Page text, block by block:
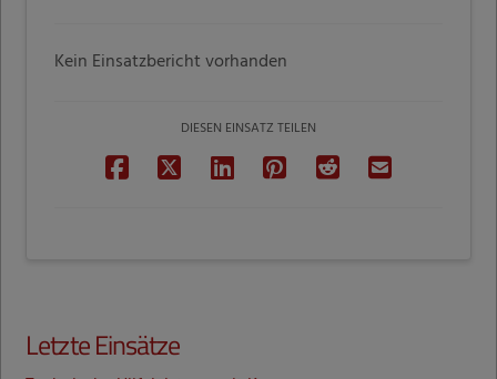
Kein Einsatzbericht vorhanden
DIESEN EINSATZ TEILEN
Letzte Einsätze